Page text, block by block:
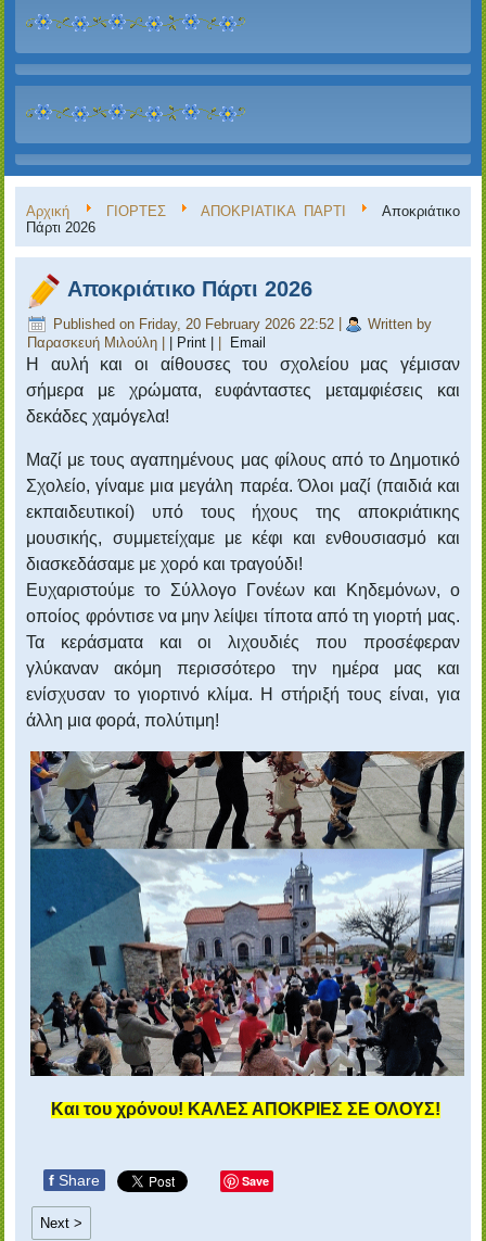
Αρχική ΓΙΟΡΤΕΣ ΑΠΟΚΡΙΑΤΙΚΑ ΠΑΡΤΙ
Αποκριάτικο
Πάρτι 2026‎
Αποκριάτικο Πάρτι 2026‎
Published on Friday, 20 February 2026 22:52
Written by
Παρασκευή Μιλούλη
| Print | Email
Η αυλή και οι αίθουσες του σχολείου μας γέμισαν
σήμερα με χρώματα, ευφάνταστες μεταμφιέσεις και
δεκάδες χαμόγελα!
Μαζί με τους αγαπημένους μας φίλους από το Δημοτικό
Σχολείο, γίναμε μια ‎μεγάλη παρέα. Όλοι μαζί (παιδιά και
εκπαιδευτικοί) υπό τους ήχους της ‎αποκριάτικης
μουσικής, συμμετείχαμε με κέφι και ενθουσιασμό και
‎διασκεδάσαμε με χορό και τραγούδι!
Ευχαριστούμε το Σύλλογο Γονέων και Κηδεμόνων, ο
οποίος φρόντισε να μην λείψει τίποτα από τη γιορτή μας.
Τα κεράσματα και οι λιχουδιές που προσέφεραν
γλύκαναν ακόμη περισσότερο την ημέρα μας και
ενίσχυσαν το γιορτινό κλίμα. Η στήριξή τους είναι, για
άλλη μια φορά, πολύτιμη!
Και του χρόνου! ΚΑΛΕΣ ΑΠΟΚΡΙΕΣ ΣΕ ΟΛΟΥΣ!
f Share Save
Next >